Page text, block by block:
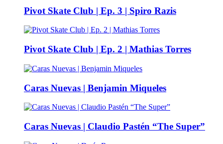
Pivot Skate Club | Ep. 3 | Spiro Razis
Pivot Skate Club | Ep. 2 | Mathias Torres
Caras Nuevas | Benjamin Miqueles
Caras Nuevas | Claudio Pastén “The Super”